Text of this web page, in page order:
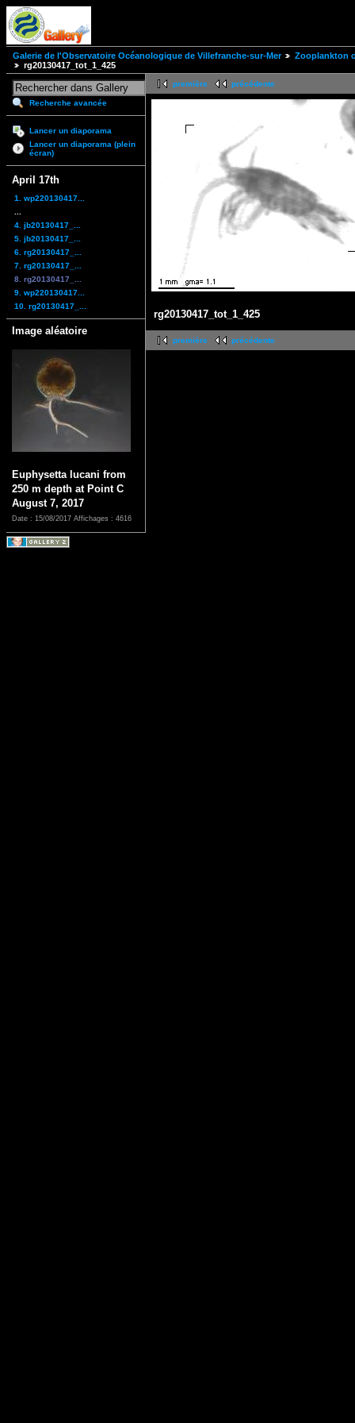
Galerie de l'Observatoire Océanologique de Villefranche-sur-Mer
Zooplankton
rg20130417_tot_1_425
Recherche avancée
Lancer un diaporama
Lancer un diaporama (plein
écran)
April 17th
1. wp220130417...
4. jb20130417_...
5. jb20130417_...
6. rg20130417_...
7. rg20130417_...
8. rg20130417_...
9. wp220130417...
10. rg20130417_...
Image aléatoire
Euphysetta lucani from
250 m depth at Point C
August 7, 2017
Date : 15/08/2017 Affichages : 4616
première précédente
rg20130417_tot_1_425
première précédente